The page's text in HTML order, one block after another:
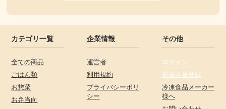
カテゴリ一覧
全ての商品
ごはん類
お惣菜
お弁当向
企業情報
運営者
利用規約
プライバシーポリ
シー
その他
ログイン
新規会員登録
冷凍食品メーカー
様へ